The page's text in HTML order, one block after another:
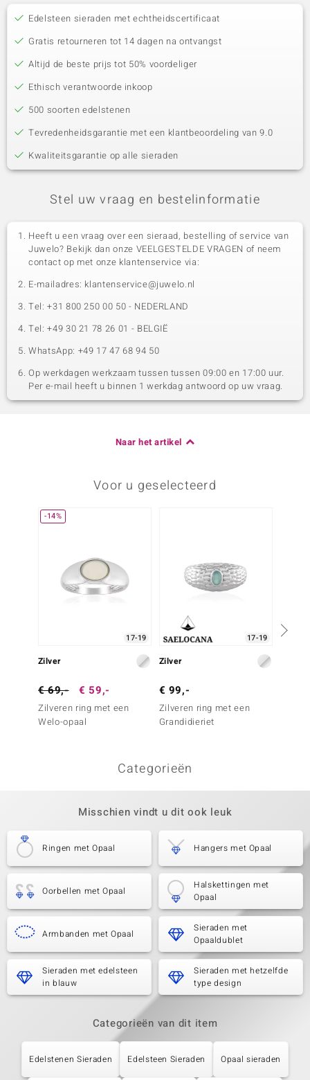
Edelsteen sieraden met echtheidscertificaat
Gratis retourneren tot 14 dagen na ontvangst
Altijd de beste prijs tot 50% voordeliger
Ethisch verantwoorde inkoop
500 soorten edelstenen
Tevredenheidsgarantie met een klantbeoordeling van 9.0
Kwaliteitsgarantie op alle sieraden
Stel uw vraag en bestelinformatie
Heeft u een vraag over een sieraad, bestelling of service van
Juwelo? Bekijk dan onze VEELGESTELDE VRAGEN of neem
contact op met onze klantenservice via:
E-mailadres: klantenservice@juwelo.nl
Tel: +31 800 250 00 50 - NEDERLAND
Tel: +49 30 21 78 26 01 - BELGIË
WhatsApp: +49 17 47 68 94 50
Op werkdagen werkzaam tussen tussen 09:00 en 17:00 uur.
Per e-mail heeft u binnen 1 werkdag antwoord op uw vraag.
Naar het artikel
Voor u geselecteerd
-14%
17-19
Zilver
€ 69,- € 59,-
Zilveren ring met een
Welo-opaal
17-19
Zilver
€ 99,-
Zilveren ring met een
Grandidieriet
Categorieën
Misschien vindt u dit ook leuk
Ringen met Opaal Hangers met Opaal
Oorbellen met Opaal
Halskettingen met
Opaal
Armbanden met Opaal
Sieraden met
Opaaldublet
Sieraden met edelsteen
in blauw
Sieraden met hetzelfde
type design
Categorieën van dit item
Edelstenen Sieraden Edelsteen Sieraden Opaal sieraden